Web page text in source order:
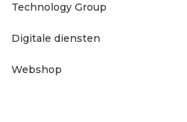
Technology Group
Digitale diensten
Webshop